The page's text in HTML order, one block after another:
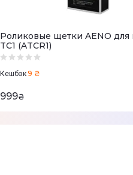
Роликовые щетки AENO для
TC1 (ATCR1)
Кешбэк9 ₴
999₴